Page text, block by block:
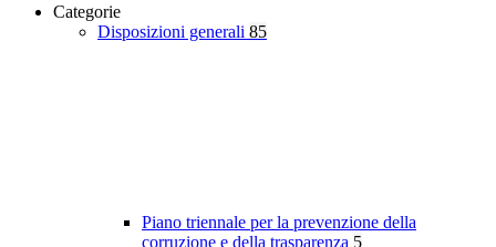
Categorie
Disposizioni generali 85
Piano triennale per la prevenzione della
corruzione e della trasparenza 5